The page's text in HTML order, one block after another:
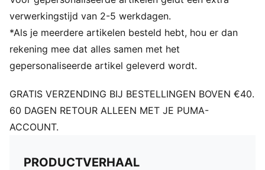
verwerkingstijd van 2-5 werkdagen.
*Als je meerdere artikelen besteld hebt, hou er dan
rekening mee dat alles samen met het
gepersonaliseerde artikel geleverd wordt.
GRATIS VERZENDING BIJ BESTELLINGEN BOVEN €40.
60 DAGEN RETOUR ALLEEN MET JE PUMA-
ACCOUNT.
PRODUCTVERHAAL